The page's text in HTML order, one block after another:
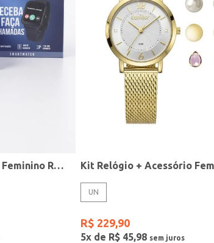
Relógio Smart Condor Feminino ROSE
UN
R$ 229,90
5x de R$ 45,98